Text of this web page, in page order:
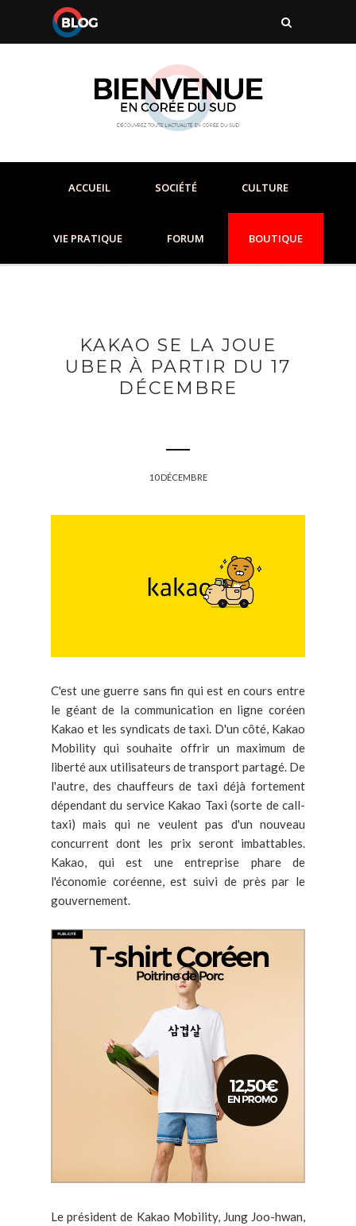
ACCUEIL SOCIÉTÉ CULTURE
VIE PRATIQUE FORUM BOUTIQUE
KAKAO SE LA JOUE
UBER À PARTIR DU 17
DÉCEMBRE
10 DÉCEMBRE
C'est une guerre sans fin qui est en cours entre
le géant de la communication en ligne coréen
Kakao et les syndicats de taxi. D'un côté, Kakao
Mobility qui souhaite offrir un maximum de
liberté aux utilisateurs de transport partagé. De
l'autre, des chauffeurs de taxi déjà fortement
dépendant du service Kakao Taxi (sorte de call-
taxi) mais qui ne veulent pas d'un nouveau
concurrent dont les prix seront imbattables.
Kakao, qui est une entreprise phare de
l'économie coréenne, est suivi de près par le
gouvernement.
Le président de Kakao Mobility, Jung Joo-hwan,